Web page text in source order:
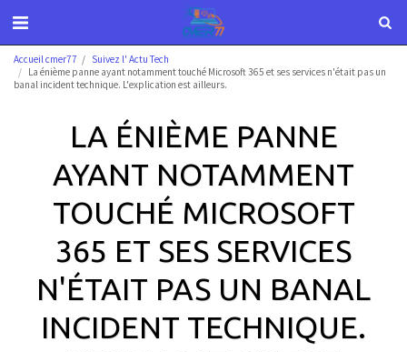
Accueil cmer77
Suivez l' Actu Tech
La énième panne ayant notamment touché Microsoft 365 et ses services n'était pas un
banal incident technique. L'explication est ailleurs.
LA ÉNIÈME PANNE
AYANT NOTAMMENT
TOUCHÉ MICROSOFT
365 ET SES SERVICES
N'ÉTAIT PAS UN BANAL
INCIDENT TECHNIQUE.